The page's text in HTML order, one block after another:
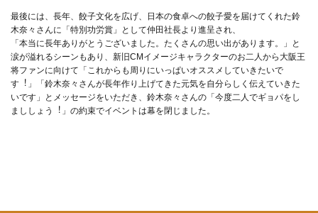
最後には、⻑年、餃⼦⽂化を広げ、⽇本の⾷卓への餃⼦愛を届けてくれた鈴
⽊奈々さんに「特別功労賞」として仲⽥社⻑より進呈され、
「本当に⻑年ありがとうございました。たくさんの思い出があります。」と
涙が溢れるシーンもあり、新旧CMイメージキャラクターのお⼆⼈から⼤阪王
将ファンに向けて「これからも周りにいっぱいオススメしていきたいで
す︕」「鈴⽊奈々さんが⻑年作り上げてきた元気を⾃分らしく伝えていきた
いです」とメッセージをいただき、鈴⽊奈々さんの「今度⼆⼈でギョパをし
まししょう︕」の約束でイベントは幕を閉じました。